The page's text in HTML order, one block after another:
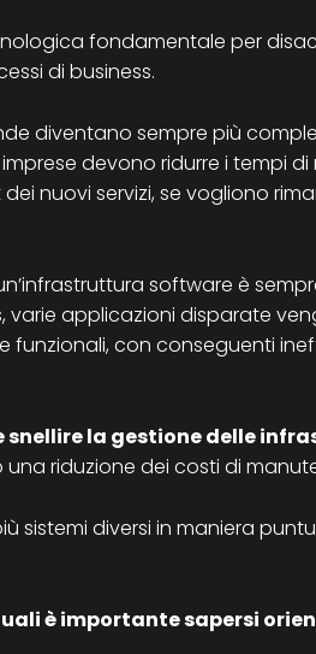
fondamentale per
di business.
diventano sempre più
devono ridurre i tempi di
nuovi servizi, se vogliono
software è
varie applicazioni disparate
funzionali, con conseguenti
snellire la gestione delle
riduzione dei costi di
sistemi diversi in maniera
è importante sapersi